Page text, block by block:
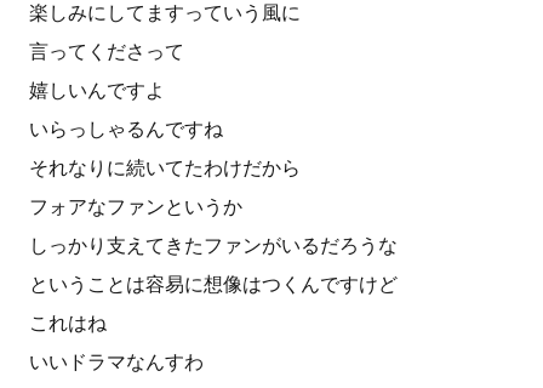
楽しみにしてますっていう風に
言ってくださって
嬉しいんですよ
いらっしゃるんですね
それなりに続いてたわけだから
フォアなファンというか
しっかり支えてきたファンがいるだろうな
ということは容易に想像はつくんですけど
これはね
いいドラマなんすわ